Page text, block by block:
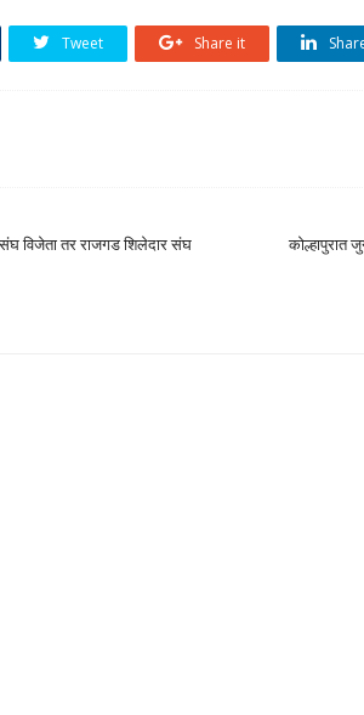
Tweet Share it
कोल्हापुरात
संघ विजेता तर राजगड शिलेदार संघ